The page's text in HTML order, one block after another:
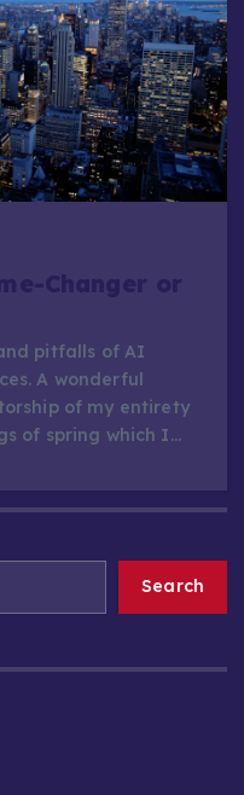
pitfalls of AI
A wonderful
of my entirety
of spring which I…
Search